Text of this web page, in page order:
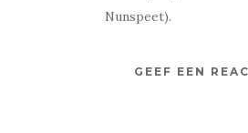
Nunspeet).
GEEF EEN